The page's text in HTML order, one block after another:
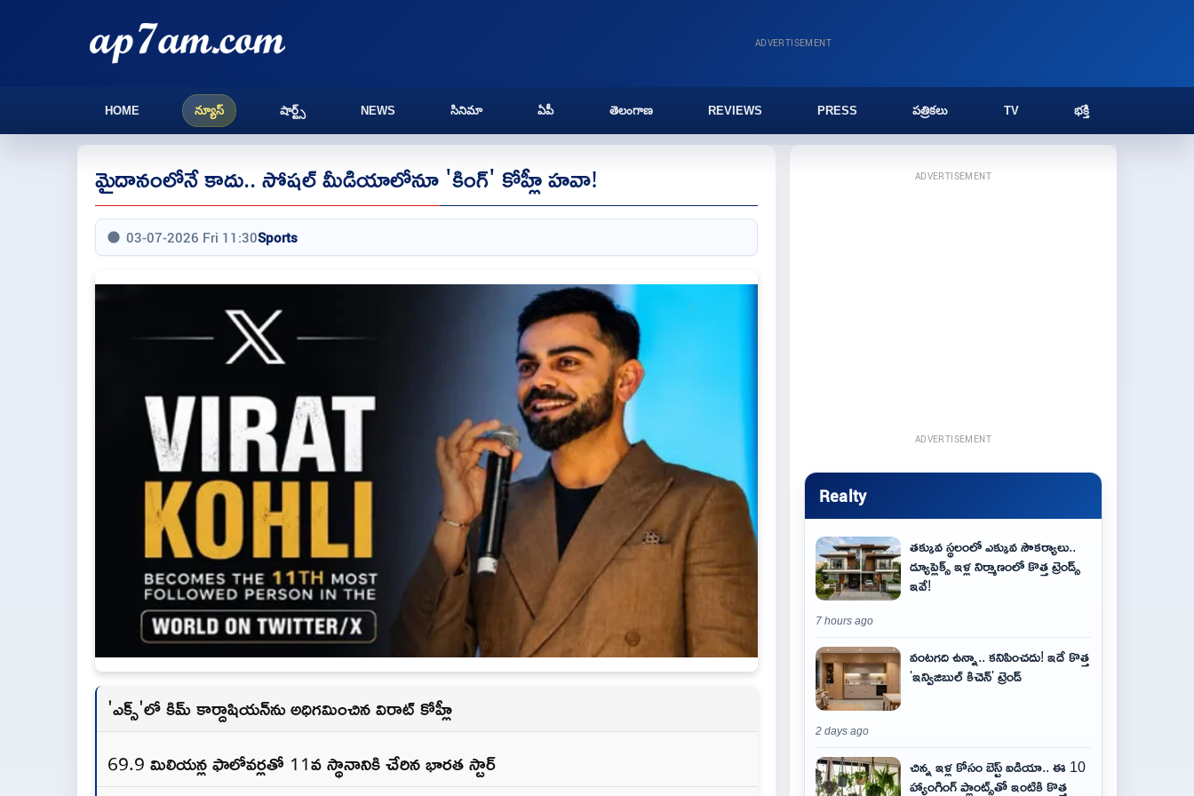
ADVERTISEMENT
HOME న్యూస్ షార్ట్స్ NEWS సినిమా ఏపీ తెలంగాణ REVIEWS PRESS పత్రికలు TV భక్తి
మైదానంలోనే కాదు.. సోషల్ మీడియాలోనూ 'కింగ్' కోహ్లీ హవా!
03-07-2026 Fri 11:30Sports
'ఎక్స్‌'లో కిమ్ కార్దాషియన్‌ను అధిగమించిన విరాట్ కోహ్లీ
69.9 మిలియన్ల ఫాలోవర్లతో 11వ స్థానానికి చేరిన భారత స్టార్
ADVERTISEMENT
ADVERTISEMENT
Realty
తక్కువ స్థలంలో ఎక్కువ సౌకర్యాలు..
డ్యూప్లెక్స్ ఇళ్ల నిర్మాణంలో కొత్త ట్రెండ్స్
ఇవే!
7 hours ago
వంటగది ఉన్నా.. కనిపించదు! ఇదే కొత్త
'ఇన్విజిబుల్ కిచెన్' ట్రెండ్
2 days ago
చిన్న ఇళ్ల కోసం బెస్ట్ ఐడియా.. ఈ 10
హ్యాంగింగ్ ప్లాంట్స్‌తో ఇంటికి కొత్త